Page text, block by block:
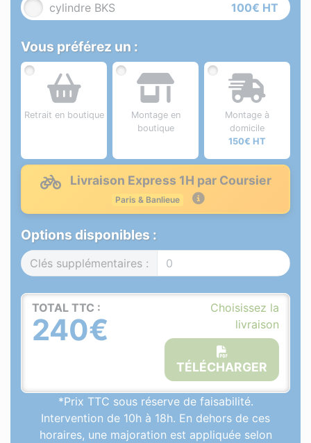
cylindre BKS 100€ HT
Vous préférez un :
Retrait en boutique
Montage en
boutique
Montage à
domicile
150€ HT
Livraison Express 1H par Coursier
Paris & Banlieue
Options disponibles :
Clés supplémentaires :
TOTAL TTC :
240€
Choisissez la
livraison
TÉLÉCHARGER
*Prix TTC sous réserve de faisabilité.
Intervention de 10h à 18h. En dehors de ces
horaires, une majoration est appliquée selon